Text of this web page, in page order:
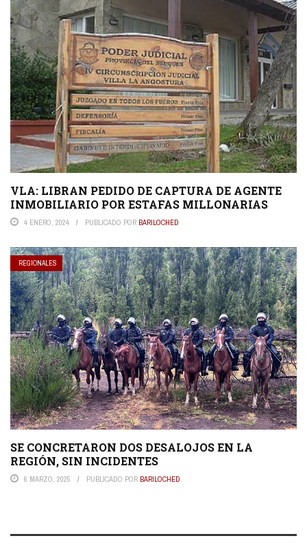
VLA: LIBRAN PEDIDO DE CAPTURA DE AGENTE
INMOBILIARIO POR ESTAFAS MILLONARIAS
4 ENERO, 2024 PUBLICADO POR BARILOCHED
REGIONALES
SE CONCRETARON DOS DESALOJOS EN LA
REGIÓN, SIN INCIDENTES
6 MARZO, 2025 PUBLICADO POR BARILOCHED